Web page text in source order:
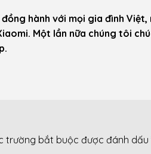
hành với mọi gia đình Việt,
Một lần nữa chúng tôi
trường bắt buộc được đánh dấu